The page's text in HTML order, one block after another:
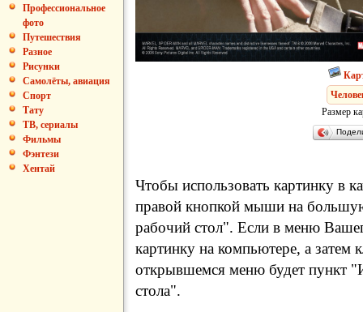
Профессиональное
фото
Путешествия
Разное
Рисунки
Самолёты, авиация
Спорт
Тату
ТВ, сериалы
Фильмы
Фэнтези
Хентай
Размер
Чтобы использовать картинку в
правой кнопкой мыши на
рабочий стол". Если в меню
картинку на компьютере, а затем
открывшемся меню будет пункт
стола".